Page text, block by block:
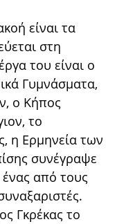
είναι τα
στη
του είναι ο
Γυμνάσματα,
ο Κήπος
το
η Ερμηνεία των
συνέγραψε
από τους
Γκρέκας το